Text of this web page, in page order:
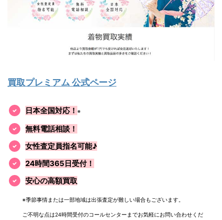
買取プレミアム 公式ページ
日本全国対応！ ※
無料電話相談！
女性査定員指名可能♪
24時間365日受付！
安心の高額買取
※季節事情または一部地域は出張査定が難しい場合もございます。
ご不明な点は24時間受付のコールセンターまでお気軽にお問い合わせくだ